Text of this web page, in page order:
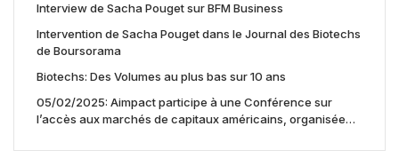
Interview de Sacha Pouget sur BFM Business
Intervention de Sacha Pouget dans le Journal des Biotechs
de Boursorama
Biotechs: Des Volumes au plus bas sur 10 ans
05/02/2025: Aimpact participe à une Conférence sur
l’accès aux marchés de capitaux américains, organisée